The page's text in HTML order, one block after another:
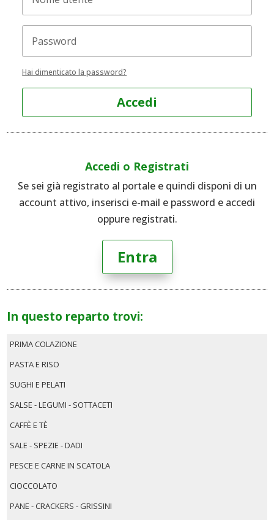
Hai dimenticato la password?
Accedi
Accedi o Registrati
Se sei già registrato al portale e quindi disponi di un
account attivo, inserisci e-mail e password e accedi
oppure registrati.
Entra
In questo reparto trovi:
PRIMA COLAZIONE
PASTA E RISO
SUGHI E PELATI
SALSE - LEGUMI - SOTTACETI
CAFFÈ E TÈ
SALE - SPEZIE - DADI
PESCE E CARNE IN SCATOLA
CIOCCOLATO
PANE - CRACKERS - GRISSINI